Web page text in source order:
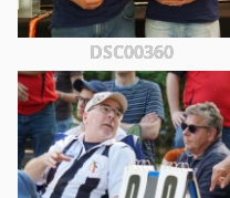
DSC00360